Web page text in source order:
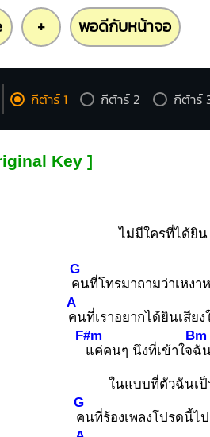
+ พอดีกับหน้าจอ
กีต้าร์ 1 กีต้าร์ 2 กีต้าร์
Key ]
ไม่มีใครที่ได้ยิน
G
คนที่โทรมาถามว่าเหงา
A
คนที่เราอยากได้ยินเสียง
F#m
แค่คนๆ นึงที่เข้าใจ
Bm
ฉั
ในแบบที่ตัวฉันเ
G
คนที่ร้องเพลงโปรดนี้ไ